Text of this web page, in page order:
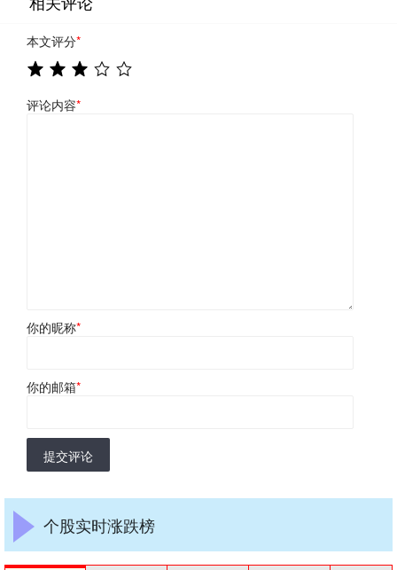
本文评分*
评论内容*
你的昵称*
你的邮箱*
提交评论
个股实时涨跌榜